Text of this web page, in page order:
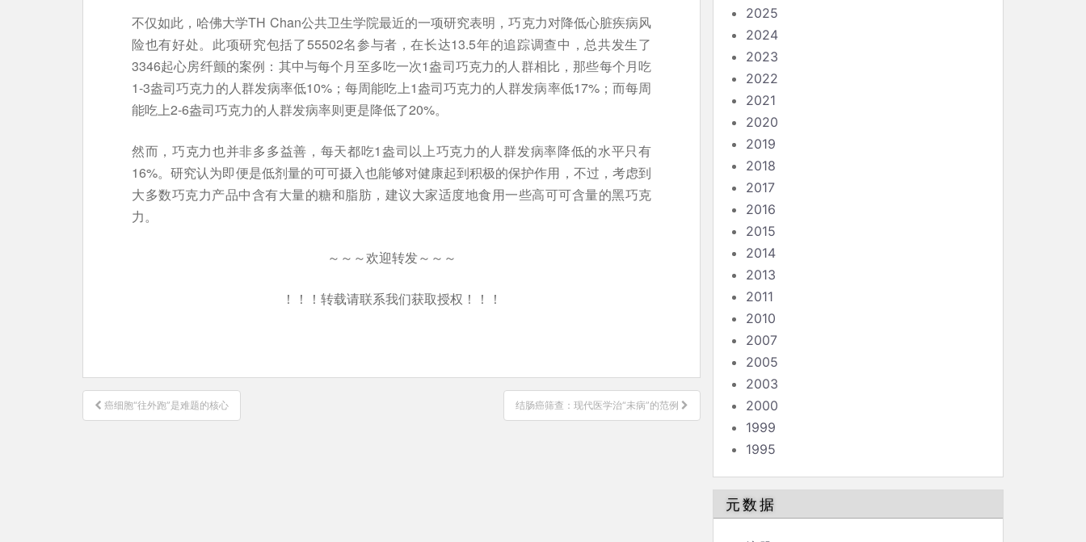
不仅如此，哈佛大学TH Chan公共卫生学院最近的一项研究表明，巧克力对降低心脏疾病风
险也有好处。此项研究包括了55502名参与者，在长达13.5年的追踪调查中，总共发生了
3346起心房纤颤的案例：其中与每个月至多吃一次1盎司巧克力的人群相比，那些每个月吃
1-3盎司巧克力的人群发病率低10%；每周能吃上1盎司巧克力的人群发病率低17%；而每周
能吃上2-6盎司巧克力的人群发病率则更是降低了20%。
然而，巧克力也并非多多益善，每天都吃1盎司以上巧克力的人群发病率降低的水平只有
16%。研究认为即便是低剂量的可可摄入也能够对健康起到积极的保护作用，不过，考虑到
大多数巧克力产品中含有大量的糖和脂肪，建议大家适度地食用一些高可可含量的黑巧克
力。
～～～欢迎转发～～～
！！！转载请联系我们获取授权！！！
文
章
癌细胞“往外跑”是难题的核心 结肠癌筛查：现代医学治“未病”的范例
2025
2024
2023
2022
2021
2020
2019
2018
2017
2016
2015
2014
2013
2011
2010
2007
2005
2003
2000
1999
1995
元数据